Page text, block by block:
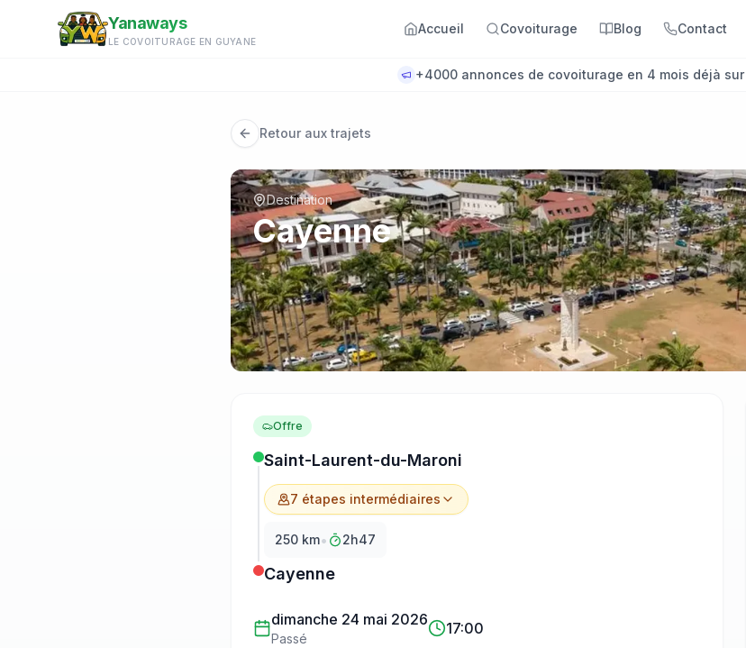
Aller au contenu principal
Yanaways
LE COVOITURAGE EN GUYANE
Accueil Covoiturage Blog Contact
+4000 annonces de covoiturage en 4 mois déjà
Retour aux trajets
Destination
Cayenne
Offre
Saint-Laurent-du-Maroni
7 étapes intermédiaires
250 km• 2h47
Cayenne
dimanche 24 mai 2026
Passé
17:00